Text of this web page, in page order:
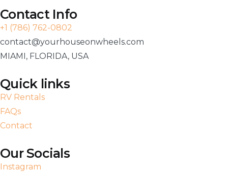
Contact Info
+1 (786) 762-0802
contact@yourhouseonwheels.com
MIAMI, FLORIDA, USA
Quick links
RV Rentals
FAQs
Contact
Our Socials
Instagram